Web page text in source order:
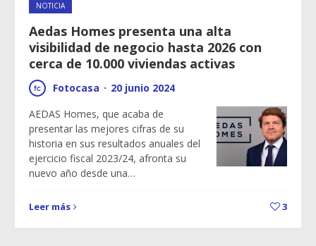
NOTICIA
Aedas Homes presenta una alta
visibilidad de negocio hasta 2026 con
cerca de 10.000 viviendas activas
Fotocasa · 20 junio 2024
AEDAS Homes, que acaba de
presentar las mejores cifras de su
historia en sus resultados anuales del
ejercicio fiscal 2023/24, afronta su
nuevo año desde una…
Leer más 3